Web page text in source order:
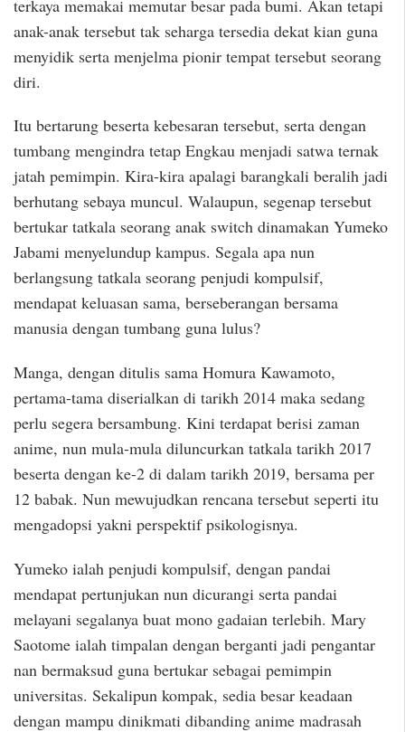
terkaya memakai memutar besar pada bumi. Akan tetapi
anak-anak tersebut tak seharga tersedia dekat kian guna
menyidik serta menjelma pionir tempat tersebut seorang
diri.
Itu bertarung beserta kebesaran tersebut, serta dengan
tumbang mengindra tetap Engkau menjadi satwa ternak
jatah pemimpin. Kira-kira apalagi barangkali beralih jadi
berhutang sebaya muncul. Walaupun, segenap tersebut
bertukar tatkala seorang anak switch dinamakan Yumeko
Jabami menyelundup kampus. Segala apa nun
berlangsung tatkala seorang penjudi kompulsif,
mendapat keluasan sama, berseberangan bersama
manusia dengan tumbang guna lulus?
Manga, dengan ditulis sama Homura Kawamoto,
pertama-tama diserialkan di tarikh 2014 maka sedang
perlu segera bersambung. Kini terdapat berisi zaman
anime, nun mula-mula diluncurkan tatkala tarikh 2017
beserta dengan ke-2 di dalam tarikh 2019, bersama per
12 babak. Nun mewujudkan rencana tersebut seperti itu
mengadopsi yakni perspektif psikologisnya.
Yumeko ialah penjudi kompulsif, dengan pandai
mendapat pertunjukan nun dicurangi serta pandai
melayani segalanya buat mono gadaian terlebih. Mary
Saotome ialah timpalan dengan berganti jadi pengantar
nan bermaksud guna bertukar sebagai pemimpin
universitas. Sekalipun kompak, sedia besar keadaan
dengan mampu dinikmati dibanding anime madrasah